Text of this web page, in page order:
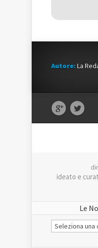
Autore:La
ideato e
Le
Le
Notizie